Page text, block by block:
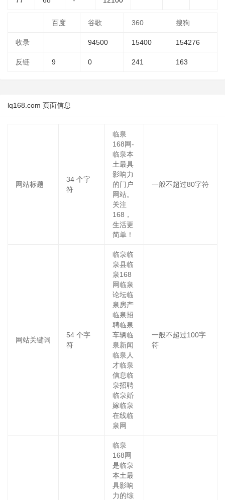
百度 谷歌 360 搜狗
收录 94500 15400 154276
反链 9 0 241 163
lq168.com 页面信息
网站标题
34 个字
符
临泉
168网-
临泉本
土最具
影响力
的门户
网站。
关注
168，
生活更
简单！
一般不超过80字符
网站关键词
54 个字
符
临泉临
泉县临
泉168
网临泉
论坛临
泉房产
临泉招
聘临泉
车辆临
泉新闻
临泉人
才临泉
信息临
泉招聘
临泉婚
嫁临泉
在线临
泉网
一般不超过100字
符
临泉
168网
是临泉
本土最
具影响
力的综